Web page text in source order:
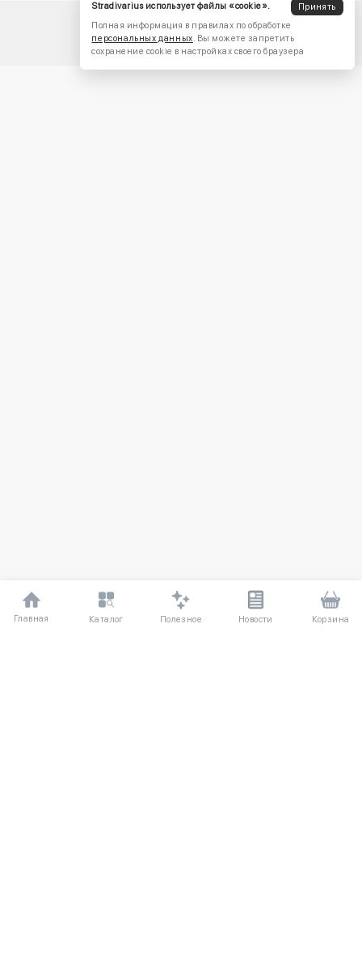
Главная Каталог Полезное Новости Корзина
Stradivarius использует файлы «cookie».
Принять
Полная информация в правилах по обработке
персональных данных. Вы можете запретить
сохранение cookie в настройках своего браузера